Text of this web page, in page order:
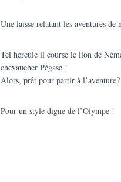
à
Une laisse relatant les aventures de
Tel hercule il course le lion de
chevaucher Pégase !
Alors, prêt pour partir à l’aventure?
Pour un style digne de l’Olympe !